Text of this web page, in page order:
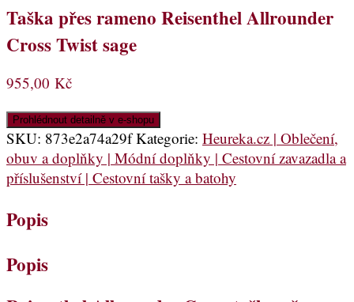
Taška přes rameno Reisenthel Allrounder
Cross Twist sage
955,00 Kč
Prohlédnout detailně v e-shopu
SKU: 873e2a74a29f Kategorie: Heureka.cz | Oblečení,
obuv a doplňky | Módní doplňky | Cestovní zavazadla a
příslušenství | Cestovní tašky a batohy
Popis
Popis